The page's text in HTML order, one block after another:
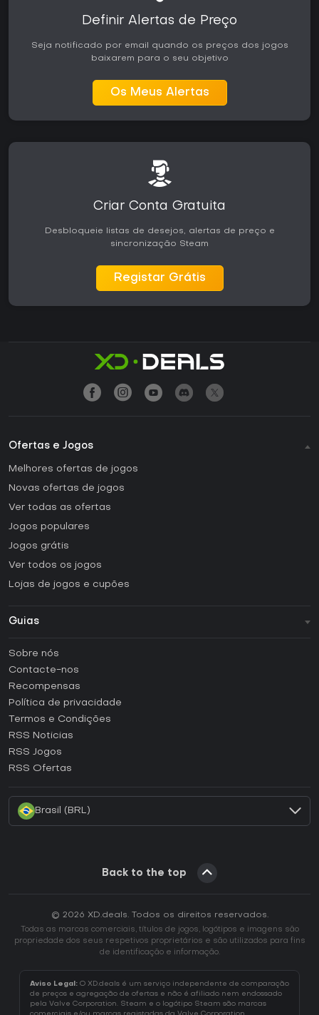
Definir Alertas de Preço
Seja notificado por email quando os preços dos jogos
baixarem para o seu objetivo
Os Meus Alertas
Criar Conta Gratuita
Desbloqueie listas de desejos, alertas de preço e
sincronização Steam
Registar Grátis
Ofertas e Jogos
Melhores ofertas de jogos
Novas ofertas de jogos
Ver todas as ofertas
Jogos populares
Jogos grátis
Ver todos os jogos
Lojas de jogos e cupões
Guias
Como ativar uma CD Key Steam?
Como ativar uma CD Key Epic Games?
Como ativar uma CD Key GOG?
Como ativar uma CD Key Ubisoft Connect?
Sobre nós
Contacte-nos
Recompensas
Política de privacidade
Termos e Condições
RSS Noticias
RSS Jogos
RSS Ofertas
Brasil (BRL)
Back to the top
© 2026 XD.deals. Todos os direitos reservados.
Todas as marcas comerciais, títulos de jogos, logótipos e imagens são
propriedade dos seus respetivos proprietários e são utilizados para fins
de identificação e informação.
Aviso Legal: O XD.deals é um serviço independente de comparação
de preços e agregação de ofertas e não é afiliado nem endossado
pela Valve Corporation. Steam e o logótipo Steam são marcas